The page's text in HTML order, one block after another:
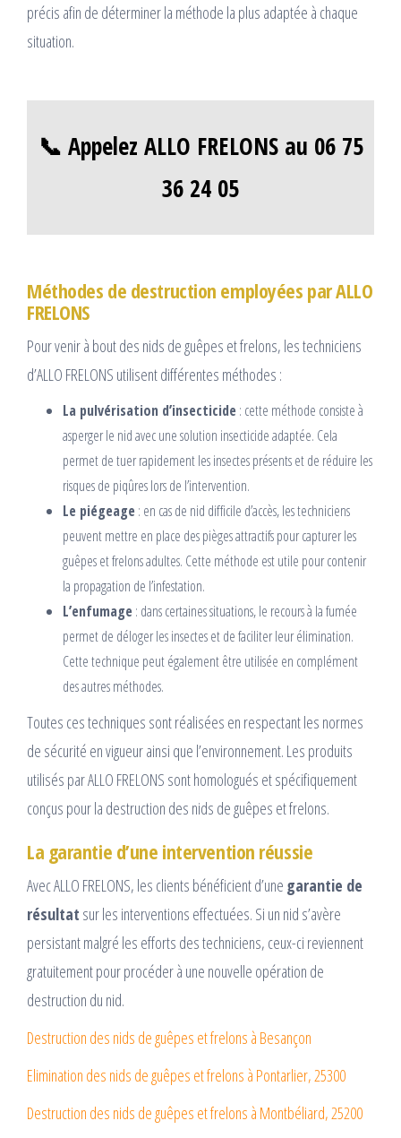
précis afin de déterminer la méthode la plus adaptée à chaque
situation.
📞 Appelez ALLO FRELONS au 06 75
36 24 05
Méthodes de destruction employées par ALLO
FRELONS
Pour venir à bout des nids de guêpes et frelons, les techniciens
d’ALLO FRELONS utilisent différentes méthodes :
La pulvérisation d’insecticide : cette méthode consiste à
asperger le nid avec une solution insecticide adaptée. Cela
permet de tuer rapidement les insectes présents et de réduire les
risques de piqûres lors de l’intervention.
Le piégeage : en cas de nid difficile d’accès, les techniciens
peuvent mettre en place des pièges attractifs pour capturer les
guêpes et frelons adultes. Cette méthode est utile pour contenir
la propagation de l’infestation.
L’enfumage : dans certaines situations, le recours à la fumée
permet de déloger les insectes et de faciliter leur élimination.
Cette technique peut également être utilisée en complément
des autres méthodes.
Toutes ces techniques sont réalisées en respectant les normes
de sécurité en vigueur ainsi que l’environnement. Les produits
utilisés par ALLO FRELONS sont homologués et spécifiquement
conçus pour la destruction des nids de guêpes et frelons.
La garantie d’une intervention réussie
Avec ALLO FRELONS, les clients bénéficient d’une garantie de
résultat sur les interventions effectuées. Si un nid s’avère
persistant malgré les efforts des techniciens, ceux-ci reviennent
gratuitement pour procéder à une nouvelle opération de
destruction du nid.
Destruction des nids de guêpes et frelons à Besançon
Elimination des nids de guêpes et frelons à Pontarlier, 25300
Destruction des nids de guêpes et frelons à Montbéliard, 25200